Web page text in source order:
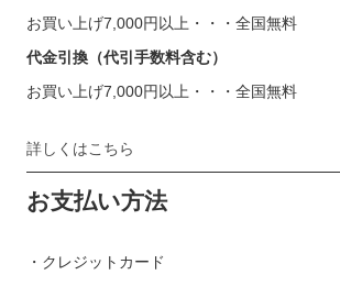
お買い上げ7,000円以上・・・全国無料
代金引換（代引手数料含む）
お買い上げ7,000円以上・・・全国無料
詳しくはこちら
お支払い方法
・クレジットカード